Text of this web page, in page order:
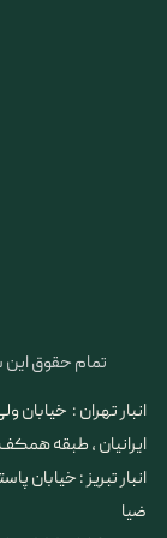
تمام حقوق این
انبار تهران : خیابان
ایرانیان ، طبقه همکف
​​​​​​​انبار تبریز : خیابان
ضیا